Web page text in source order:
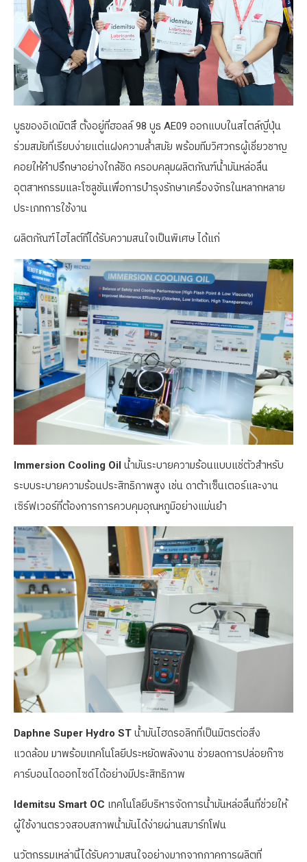
บูธของอิเดมิตสึ ตั้งอยู่ที่ฮอลล์ 98 บูธ AE09 ออกแบบในสไตล์ญี่ปุ่น
ร่วมสมัยที่เรียบง่ายแต่แฝงความล้ำสมัย พร้อมทีมวิศวกรผู้เชี่ยวชาญ
คอยให้คำปรึกษาอย่างใกล้ชิด ครอบคลุมผลิตภัณฑ์น้ำมันหล่อลื่น
อุตสาหกรรมและโซลูชันเพื่อการบำรุงรักษาเครื่องจักรในหลากหลาย
ประเภทการใช้งาน
ผลิตภัณฑ์ไฮไลต์ที่ได้รับความสนใจเป็นพิเศษ ได้แก่
Immersion Cooling Oil น้ำมันระบายความร้อนแบบแช่ตัวสำหรับ
ระบบระบายความร้อนประสิทธิภาพสูง เช่น ดาต้าเซ็นเตอร์และงาน
เซิร์ฟเวอร์ที่ต้องการการควบคุมอุณหภูมิอย่างแม่นยำ
Daphne Super Hydro ST น้ำมันไฮดรอลิกที่เป็นมิตรต่อสิ่ง
แวดล้อม มาพร้อมเทคโนโลยีประหยัดพลังงาน ช่วยลดการปล่อยก๊าซ
คาร์บอนไดออกไซด์ได้อย่างมีประสิทธิภาพ
Idemitsu Smart OC เทคโนโลยีบริหารจัดการน้ำมันหล่อลื่นที่ช่วยให้
ผู้ใช้งานตรวจสอบสภาพน้ำมันได้ง่ายผ่านสมาร์ทโฟน
นวัตกรรมเหล่านี้ได้รับความสนใจอย่างมากจากภาคการผลิตที่